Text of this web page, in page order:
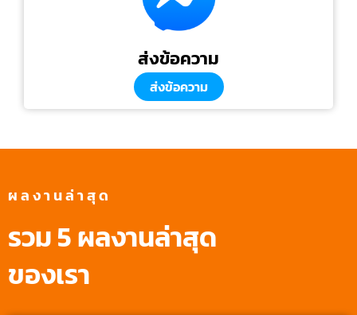
ส่งข้อความ
ส่งข้อความ
ผลงานล่าสุด
รวม 5 ผลงานล่าสุด
ของเรา